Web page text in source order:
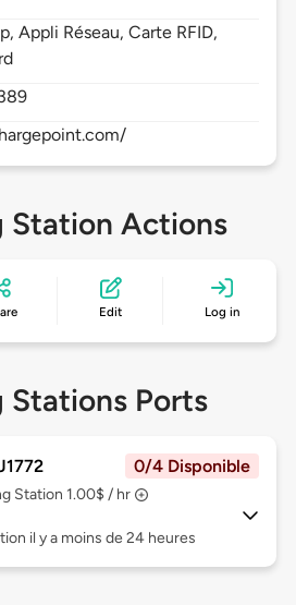
Appli Réseau, Carte RFID,
Station Actions
Edit Log in
Stations Ports
0/4 Disponible
Station 1.00$ / hr
il y a moins de 24 heures